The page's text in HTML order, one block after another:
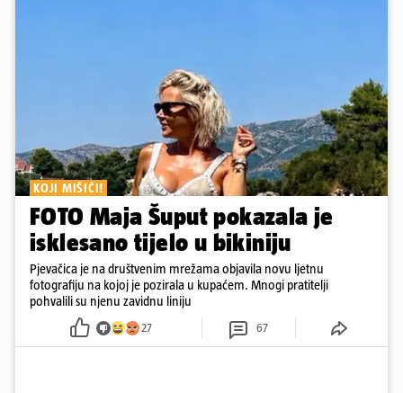
KOJI MIŠIĆI!
FOTO Maja Šuput pokazala je
isklesano tijelo u bikiniju
Pjevačica je na društvenim mrežama objavila novu ljetnu
fotografiju na kojoj je pozirala u kupaćem. Mnogi pratitelji
pohvalili su njenu zavidnu liniju
27 67